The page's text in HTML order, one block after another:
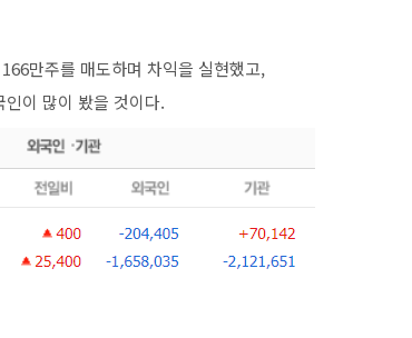
만주를 매도하며 차익을 실현했고,
이 많이 봤을 것이다.